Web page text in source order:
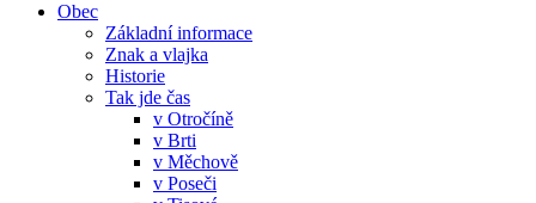
Obec
Základní informace
Znak a vlajka
Historie
Tak jde čas
v Otročíně
v Brti
v Měchově
v Poseči